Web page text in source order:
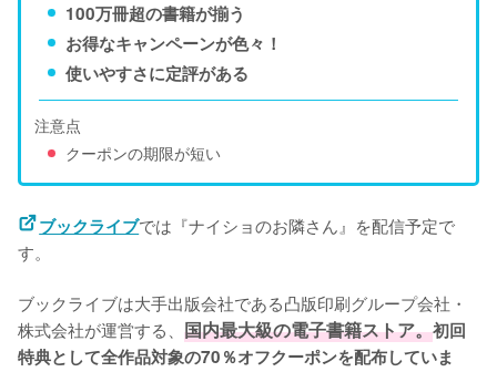
100万冊超の書籍が揃う
お得なキャンペーンが色々！
使いやすさに定評がある
注意点
クーポンの期限が短い
ブックライブでは『ナイショのお隣さん』を配信予定で
す。
ブックライブは大手出版会社である凸版印刷グループ会社・
株式会社が運営する、 国内最大級の電子書籍ストア。初回
特典として全作品対象の70％オフクーポンを配布していま